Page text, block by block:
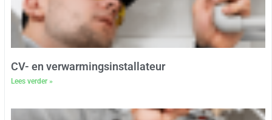
CV- en verwarmingsinstallateur
Lees verder »